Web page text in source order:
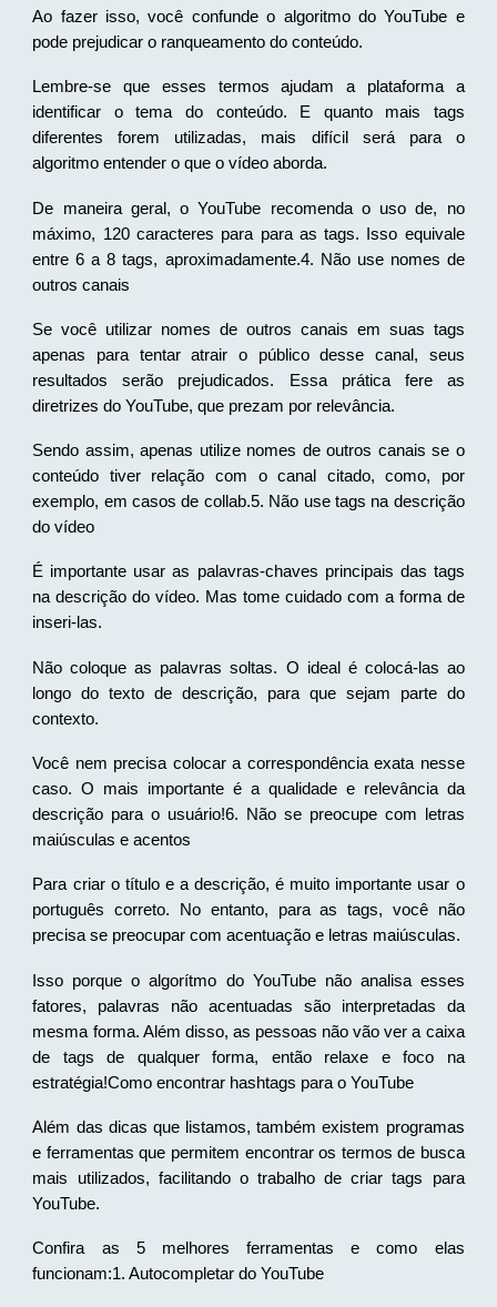
Ao fazer isso, você confunde o algoritmo do YouTube e
pode prejudicar o ranqueamento do conteúdo.
Lembre-se que esses termos ajudam a plataforma a
identificar o tema do conteúdo. E quanto mais tags
diferentes forem utilizadas, mais difícil será para o
algoritmo entender o que o vídeo aborda.
De maneira geral, o YouTube recomenda o uso de, no
máximo, 120 caracteres para para as tags. Isso equivale
entre 6 a 8 tags, aproximadamente.4. Não use nomes de
outros canais
Se você utilizar nomes de outros canais em suas tags
apenas para tentar atrair o público desse canal, seus
resultados serão prejudicados. Essa prática fere as
diretrizes do YouTube, que prezam por relevância.
Sendo assim, apenas utilize nomes de outros canais se o
conteúdo tiver relação com o canal citado, como, por
exemplo, em casos de collab.5. Não use tags na descrição
do vídeo
É importante usar as palavras-chaves principais das tags
na descrição do vídeo. Mas tome cuidado com a forma de
inseri-las.
Não coloque as palavras soltas. O ideal é colocá-las ao
longo do texto de descrição, para que sejam parte do
contexto.
Você nem precisa colocar a correspondência exata nesse
caso. O mais importante é a qualidade e relevância da
descrição para o usuário!6. Não se preocupe com letras
maiúsculas e acentos
Para criar o título e a descrição, é muito importante usar o
português correto. No entanto, para as tags, você não
precisa se preocupar com acentuação e letras maiúsculas.
Isso porque o algorítmo do YouTube não analisa esses
fatores, palavras não acentuadas são interpretadas da
mesma forma. Além disso, as pessoas não vão ver a caixa
de tags de qualquer forma, então relaxe e foco na
estratégia!Como encontrar hashtags para o YouTube
Além das dicas que listamos, também existem programas
e ferramentas que permitem encontrar os termos de busca
mais utilizados, facilitando o trabalho de criar tags para
YouTube.
Confira as 5 melhores ferramentas e como elas
funcionam:1. Autocompletar do YouTube